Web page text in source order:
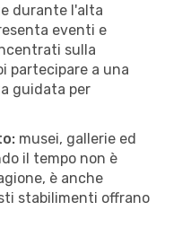
durante l'alta
eventi e
sulla
partecipare a una
guidata per
musei, gallerie ed
il tempo non è
è anche
stabilimenti offrano